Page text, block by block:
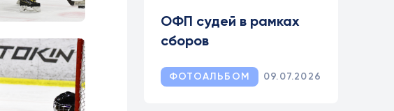
ОФП судей в рамках
сборов
ФОТОАЛЬБОМ 09.07.2026